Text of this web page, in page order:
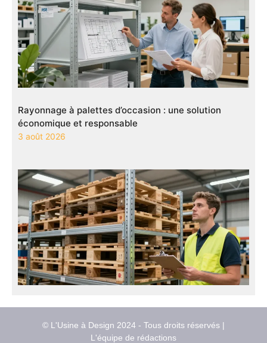
Rayonnage à palettes d’occasion : une solution
économique et responsable
3 août 2026
© L'Usine à Design 2024 - Tous droits réservés |
L'équipe de rédactions